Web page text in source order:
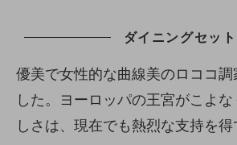
ダイニングセット
優美で女性的な曲線美のロココ調
した。ヨーロッパの王宮がこよ
しさは、現在でも熱烈な支持を得